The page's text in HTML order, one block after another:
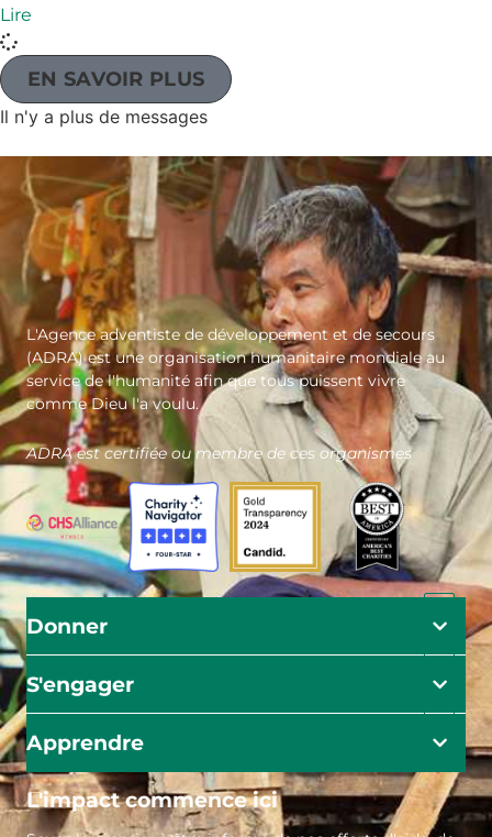
Lire
EN SAVOIR PLUS
Il n'y a plus de messages
L'Agence adventiste de développement et de secours
(ADRA) est une organisation humanitaire mondiale au
service de l'humanité afin que tous puissent vivre
comme Dieu l'a voulu.
ADRA est certifiée ou membre de ces organismes
Donner
S'engager
Apprendre
L'impact commence ici